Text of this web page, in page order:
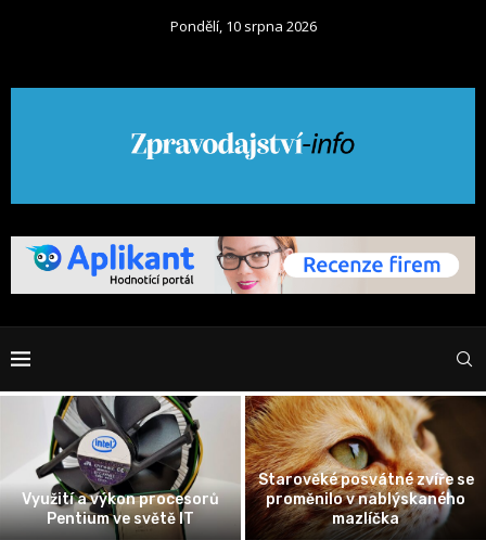
Pondělí, 10 srpna 2026
Co je důležité při uzavření
pojištění pro vašeho mazlíčka
Tajemství dokonalého
italského espressa